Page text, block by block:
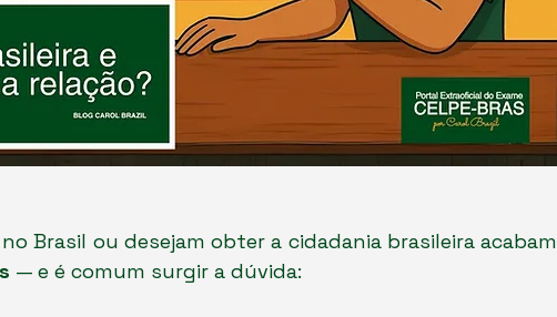
Brasil ou desejam obter a cidadania brasileira acabam
— e é comum surgir a dúvida: